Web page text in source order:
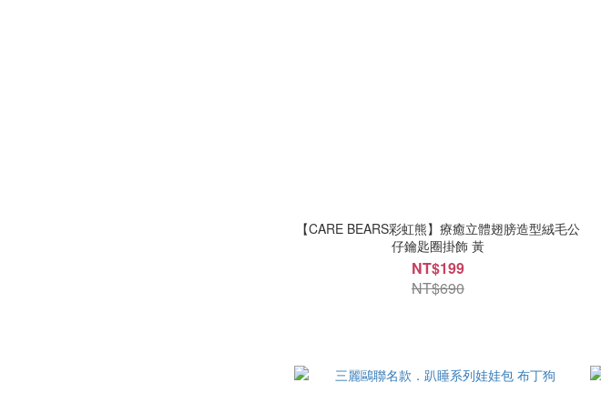
【CARE BEARS彩虹熊】療癒立體翅膀造型絨毛公
仔鑰匙圈掛飾 黃
NT$199
NT$690